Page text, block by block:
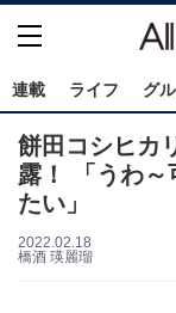
連載 ライフ グ
餅田コシヒカ
露！ 「うわ
たい」
2022.02.18
橋酒 瑛麗瑠